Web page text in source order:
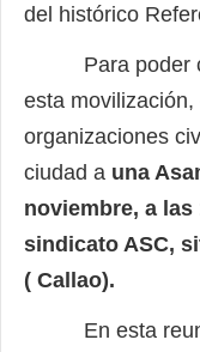
del histórico
Para poder
esta
organizaciones
ciudad a una
noviembre, a las
sindicato ASC,
( Callao).
En esta